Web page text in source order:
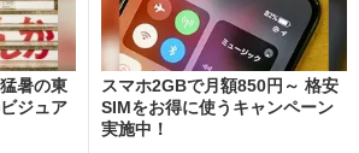
暑の東
ジュア
スマホ2GBで月額850円～ 格安
SIMをお得に使うキャンペーン
実施中！